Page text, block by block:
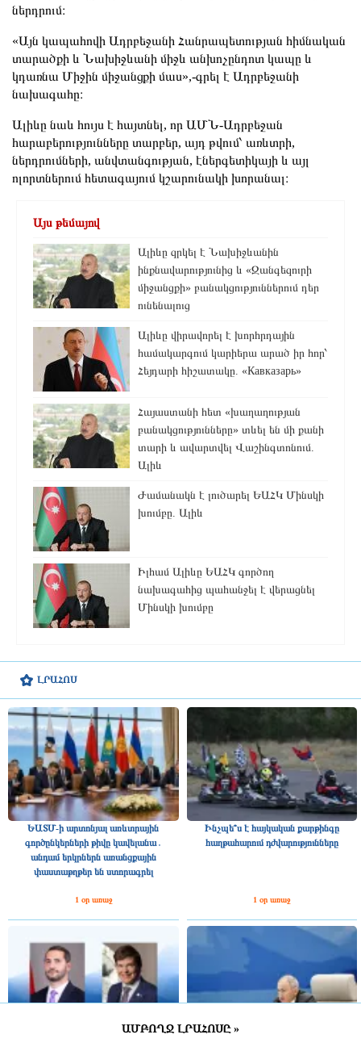
ԼՐԱՀՈՍ
ԵԱՏՄ-ի արտոնյալ առևտրային
գործընկերների թիվը կավելանա․
անդամ երկրներն առանցքային
փաստաթղթեր են ստորագրել
1 օր առաջ
Ինչպե՞ս է հայկական քարթինգը
հաղթահարում դժվարությունները
1 օր առաջ
ԱՄԲՈՂՋ ԼՐԱՀՈՍԸ »
ներդրում։
«Այն կապահովի Ադրբեջանի Հանրապետության հիմնական
տարածքի և Նախիջևանի միջև անխոչընդոտ կապը և
կդառնա Միջին միջանցքի մաս»,-գրել է Ադրբեջանի
նախագահը։
Ալիևը նաև հույս է հայտնել, որ ԱՄՆ-Ադրբեջան
հարաբերությունները տարբեր, այդ թվում՝ առևտրի,
ներդրումների, անվտանգության, էներգետիկայի և այլ
ոլորտներում հետագայում կշարունակի խորանալ։
Այս թեմայով
Ալիևը զրկել է Նախիջևանին
ինքնավարությունից և «Զանգեզուրի
միջանցքի» բանակցություններում դեր
ունենալուց
Ալիևը վիրավորել է խորհրդային
համակարգում կարիերա արած իր հոր՝
Հեյդարի հիշատակը. «Кавказарь»
Հայաստանի հետ «խաղաղության
բանակցությունները» տևել են մի քանի
տարի և ավարտվել Վաշինգտոնում.
Ալիև
Ժամանակն է լուծարել ԵԱՀԿ Մինսկի
խումբը. Ալիև
Իլհամ Ալիևը ԵԱՀԿ գործող
նախագահից պահանջել է վերացնել
Մինսկի խումբը